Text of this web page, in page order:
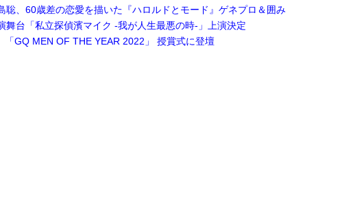
聡、60歳差の恋愛を描いた『ハロルドとモード』ゲネプロ＆囲み
舞台「私立探偵濱マイク -我が人生最悪の時-」上演決定
「GQ MEN OF THE YEAR 2022」 授賞式に登壇